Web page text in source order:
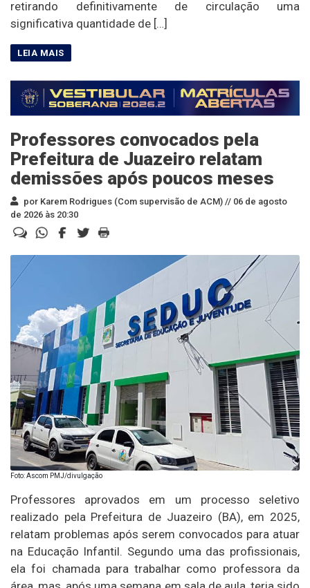
retirando definitivamente de circulação uma
significativa quantidade de […]
Professores convocados pela
Prefeitura de Juazeiro relatam
demissões após poucos meses
por Karem Rodrigues (Com supervisão de ACM) // 06 de agosto
de 2026 às 20:30
Foto: Ascom PMJ/divulgação
Professores aprovados em um processo seletivo
realizado pela Prefeitura de Juazeiro (BA), em 2025,
relatam problemas após serem convocados para atuar
na Educação Infantil. Segundo uma das profissionais,
ela foi chamada para trabalhar como professora da